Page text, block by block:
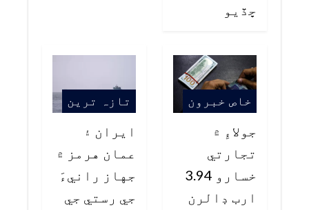
ڇڏيو
خاص خبرون
جولاءِ ۾
تجارتي
خسارو 3.94
ارب ڊالرن
تازہ ترین
ايران ۽
عمان هرمز ۾
جهاز رانيءَ
جي رستي جي